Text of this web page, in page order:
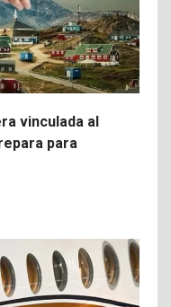
vinculada al
para